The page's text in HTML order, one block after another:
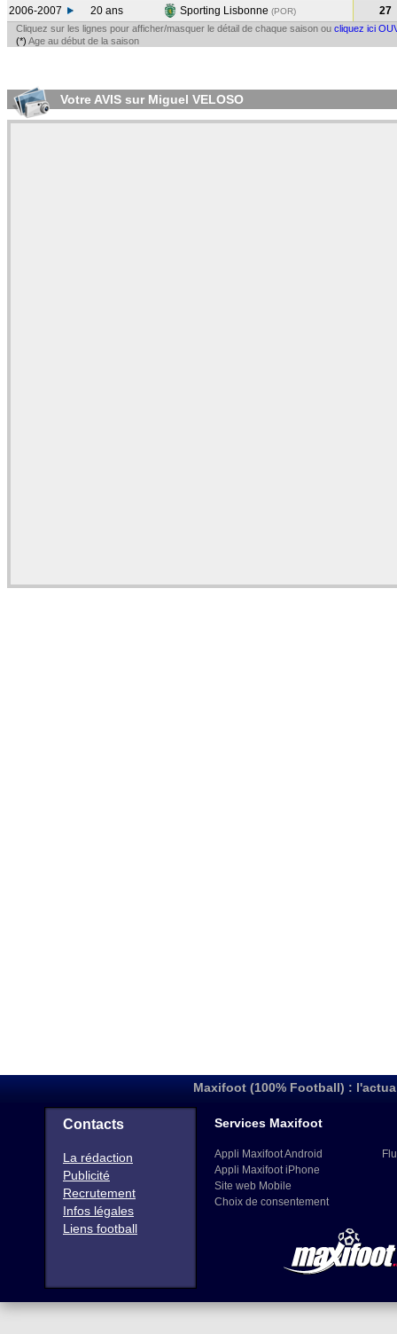
2006-2007
20 ans Sporting Lisbonne (POR) 27
Cliquez sur les lignes pour afficher/masquer le détail de chaque saison ou cliquez ici
(*) Age au début de la saison
Votre AVIS sur Miguel VELOSO
Maxifoot (100% Football) :
Contacts
La rédaction
Publicité
Recrutement
Infos légales
Liens football
Services Maxifoot
Appli Maxifoot Android
Appli Maxifoot iPhone
Site web Mobile
Choix de consentement